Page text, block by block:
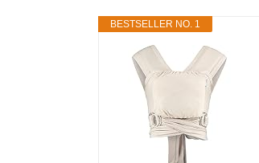
BESTSELLER NO. 1